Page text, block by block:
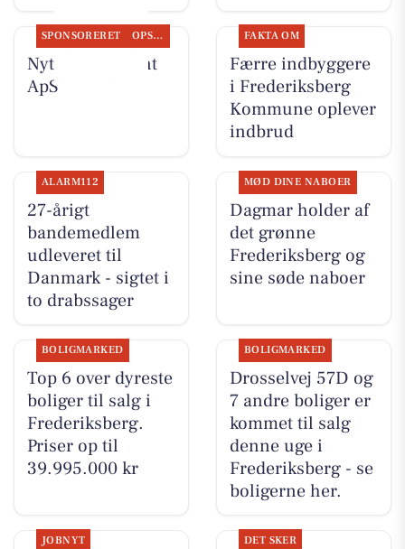
SPONSORERET OPSLAGSTAVLEN
Nyt fra Fairpaint
ApS
FAKTA OM
Færre indbyggere
i Frederiksberg
Kommune oplever
indbrud
ALARM112
27-årigt
bandemedlem
udleveret til
Danmark - sigtet i
to drabssager
MØD DINE NABOER
Dagmar holder af
det grønne
Frederiksberg og
sine søde naboer
BOLIGMARKED
Top 6 over dyreste
boliger til salg i
Frederiksberg.
Priser op til
39.995.000 kr
BOLIGMARKED
Drosselvej 57D og
7 andre boliger er
kommet til salg
denne uge i
Frederiksberg - se
boligerne her.
JOBNYT DET SKER